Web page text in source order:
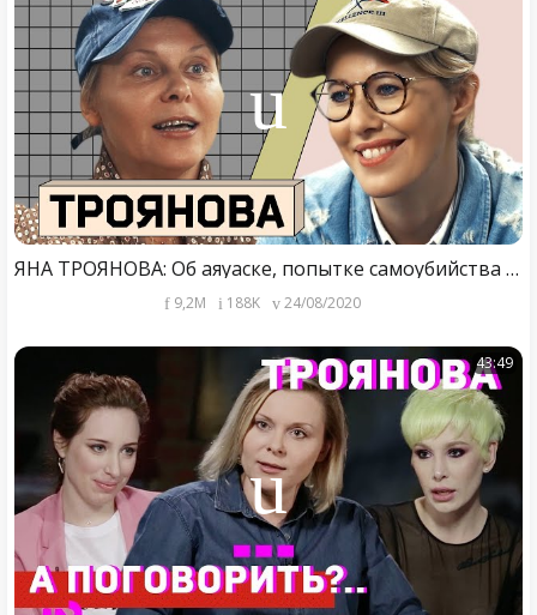
ЯНА ТРОЯНОВА: Об аяуаске, попытке самоубийства и русском народе
9,2M 188K 24/08/2020
43:49